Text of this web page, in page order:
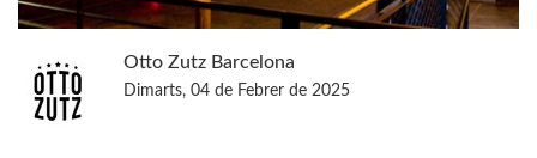
Otto Zutz Barcelona
Dimarts, 04 de Febrer de 2025